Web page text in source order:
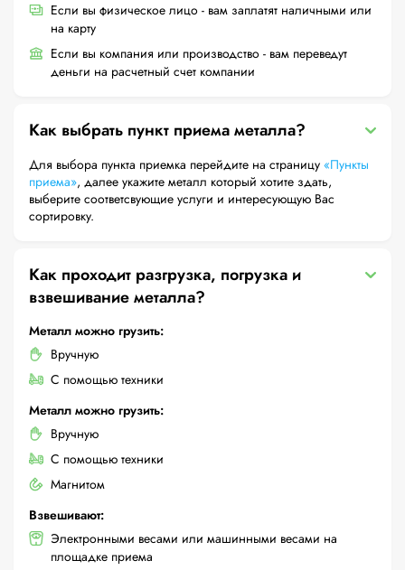
Если вы физическое лицо - вам заплатят наличными или
на карту
Если вы компания или производство - вам переведут
деньги на расчетный счет компании
Как выбрать пункт приема металла?
Для выбора пункта приемка перейдите на страницу «Пункты
приема», далее укажите металл который хотите здать,
выберите соответсвующие услуги и интересующую Вас
сортировку.
Как проходит разгрузка, погрузка и
взвешивание металла?
Металл можно грузить:
Вручную
С помощью техники
Металл можно грузить:
Вручную
С помощью техники
Магнитом
Взвешивают:
Электронными весами или машинными весами на
площадке приема